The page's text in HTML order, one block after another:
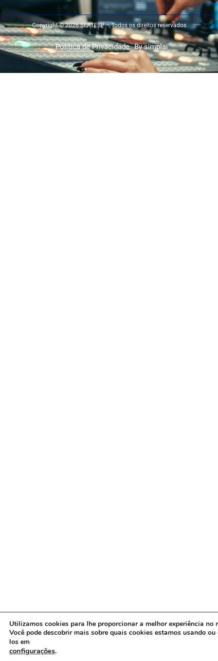
Copyright © 2026 SERTESP – Todos os direitos reservados
Política de Privacidade By simplai
Utilizamos cookies para lhe proporcionar a melhor experiência no
Você pode descobrir mais sobre quais cookies estamos usando
los em
configurações.